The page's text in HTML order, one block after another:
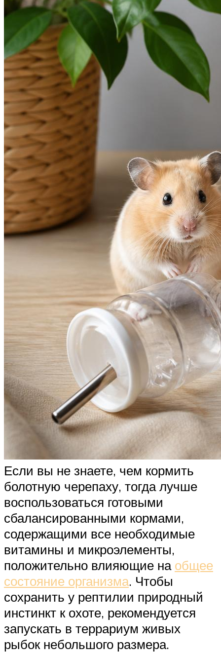
Если вы не знаете, чем кормить
болотную черепаху, тогда лучше
воспользоваться готовыми
сбалансированными кормами,
содержащими все необходимые
витамины и микроэлементы,
положительно влияющие на общее
состояние организма. Чтобы
сохранить у рептилии природный
инстинкт к охоте, рекомендуется
запускать в террариум живых
рыбок небольшого размера.